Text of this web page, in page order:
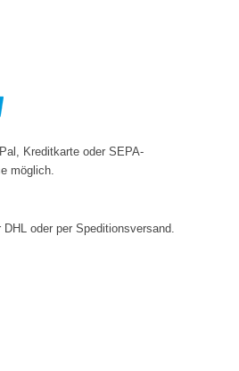
Kreditkarte oder SEPA-
möglich.
oder per Speditionsversand.